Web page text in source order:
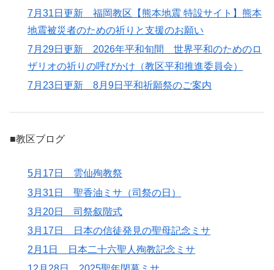
7月31日更新 福岡教区【熊本地震 特設サイト】熊本
地震被災者のための祈りと支援のお願い
7月29日更新 2026年平和旬間 世界平和のためのロ
ザリオの祈りの呼びかけ（教区平和推進委員会）
7月23日更新 8月9日平和祈願祭のご案内
■教区ブログ
5月17日 雲仙殉教祭
3月31日 聖香油ミサ（司祭の日）
3月20日 司祭叙階式
3月17日 日本の信徒発見の聖母記念ミサ
2月1日 日本二十六聖人殉教記念ミサ